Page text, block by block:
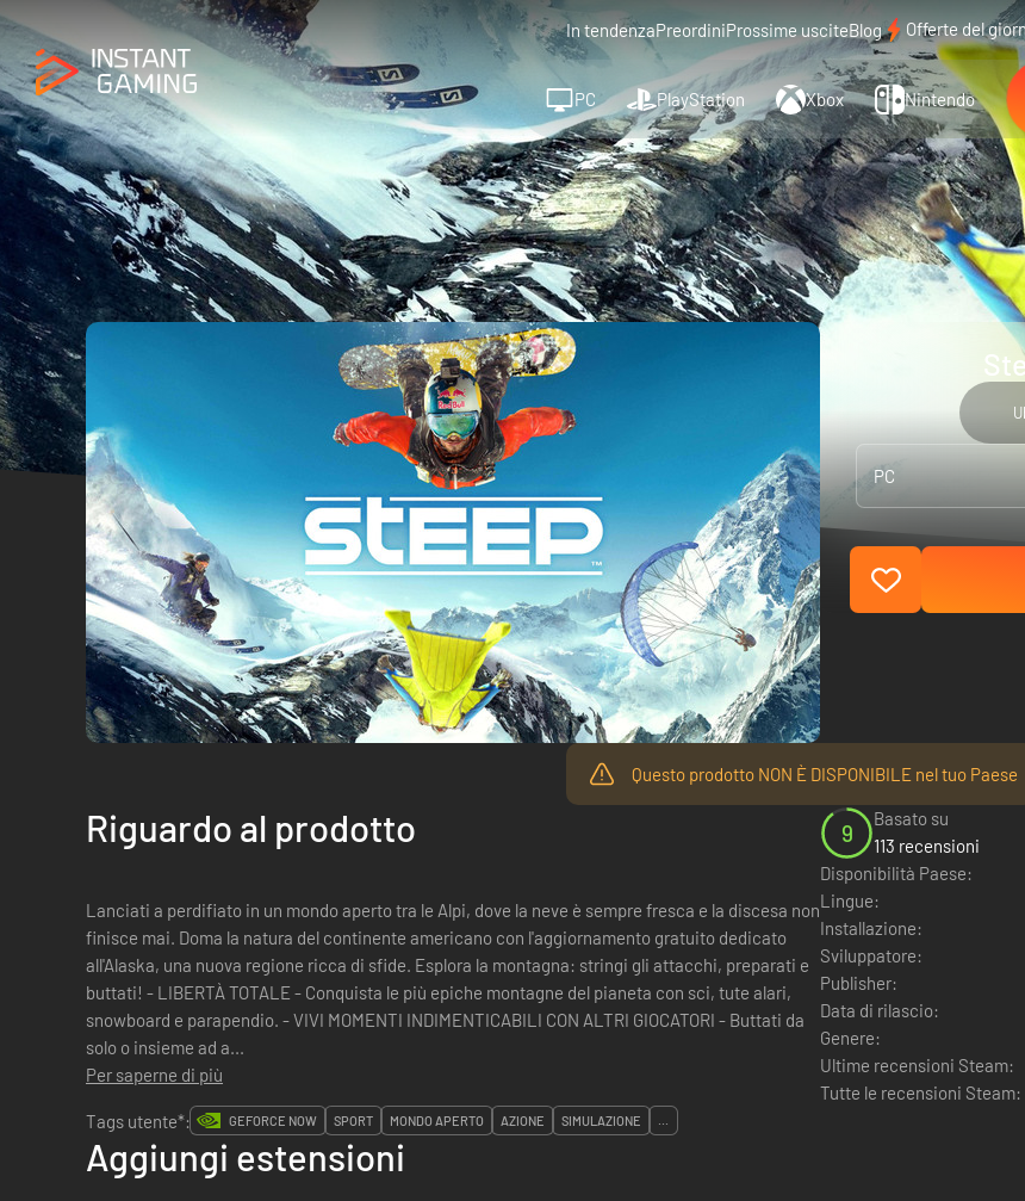
In tendenzaPreordiniProssime usciteBlog Offerte del
PC PlayStation Xbox Nintendo
PC
Questo prodotto NON È DISPONIBILE nel tuo Paese
Riguardo al prodotto
Lanciati a perdifiato in un mondo aperto tra le Alpi, dove la neve è sempre fresca e la discesa non
finisce mai. Doma la natura del continente americano con l'aggiornamento gratuito dedicato
all'Alaska, una nuova regione ricca di sfide. Esplora la montagna: stringi gli attacchi, preparati e
buttati! - LIBERTÀ TOTALE - Conquista le più epiche montagne del pianeta con sci, tute alari,
snowboard e parapendio. - VIVI MOMENTI INDIMENTICABILI CON ALTRI GIOCATORI - Buttati da
solo o insieme ad a...
Per saperne di più
9
Basato su
113 recensioni
Disponibilità Paese:
Lingue:
Installazione:
Sviluppatore:
Publisher:
Data di rilascio:
Genere:
Ultime recensioni Steam:
Tutte le recensioni Steam:
Tags utente*:
GEFORCE NOW SPORT MONDO APERTO AZIONE SIMULAZIONE ...
Aggiungi estensioni